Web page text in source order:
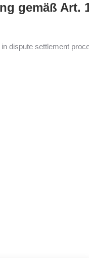
gemäß Art.
dispute settlement